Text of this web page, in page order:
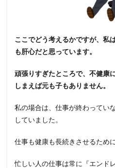
ここでどう考えるかですが、私
も肝心だと思っています。
頑張りすぎたところで、不健康
しまえば元も子もありません。
私の場合は、仕事が終わってい
していました。
仕事も健康も長続きさせるため
忙しい人の仕事は常に『エンド